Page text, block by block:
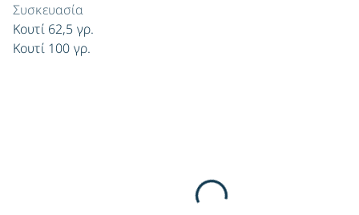
Συσκευασία
Κουτί 62,5 γρ.
Κουτί 100 γρ.